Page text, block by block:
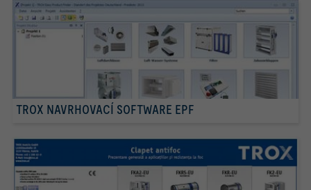
TROX NAVRHOVACÍ SOFTWARE EPF